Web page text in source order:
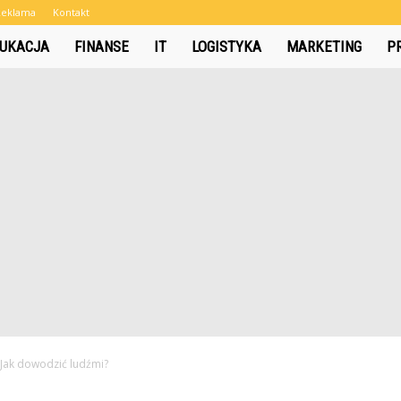
Kontakt
FINANSE IT LOGISTYKA MARKETING
Jak dowodzić ludźmi?